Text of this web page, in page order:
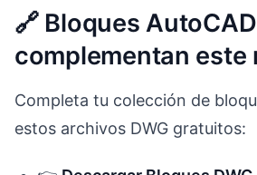
🔗 Bloques
complementan este
Completa tu colección de
estos archivos DWG gratuitos: